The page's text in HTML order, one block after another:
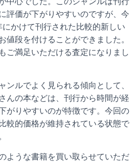
評価が下がりやすいのですが、今
かけて刊行された比較的新しい
値段を付けることができました。
ご満足いただける査定になりまし
ンルでよく見られる傾向として、
んの本などは、刊行から時間が経
がりやすいのが特徴です。今回の
較的価格が維持されている状態で
ような書籍を買い取らせていただ